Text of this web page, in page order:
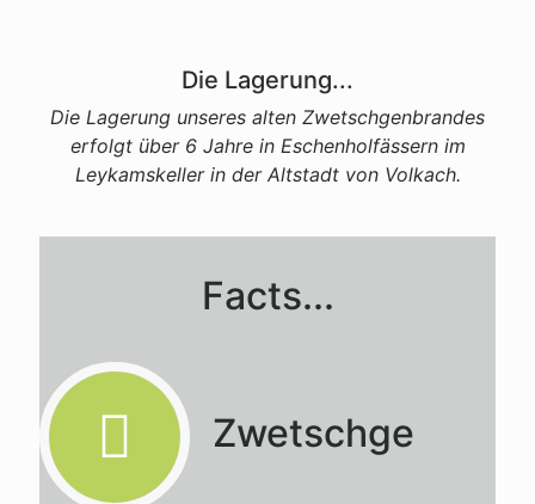
Die Lagerung...
Die Lagerung unseres alten Zwetschgenbrandes
erfolgt über 6 Jahre in Eschenholfässern im
Leykamskeller in der Altstadt von Volkach.
Facts...
Zwetschge